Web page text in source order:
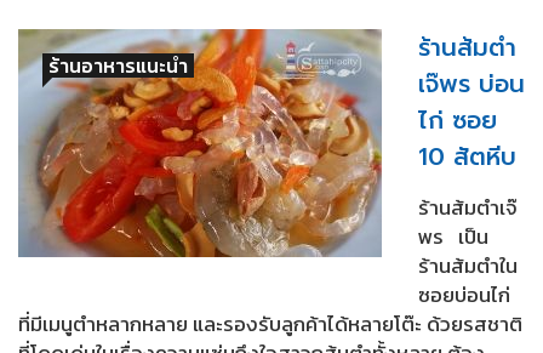
ร้านอาหารแนะนำ
ร้านส้มตำ
เจ๊พร บ่อน
ไก่ ซอย
10 สัตหีบ
ร้านส้มตำเจ๊
พร เป็น
ร้านส้มตำใน
ซอยบ่อนไก่
ที่มีเมนูตำหลากหลาย และรองรับลูกค้าได้หลายโต๊ะ ด้วยรสชาติ